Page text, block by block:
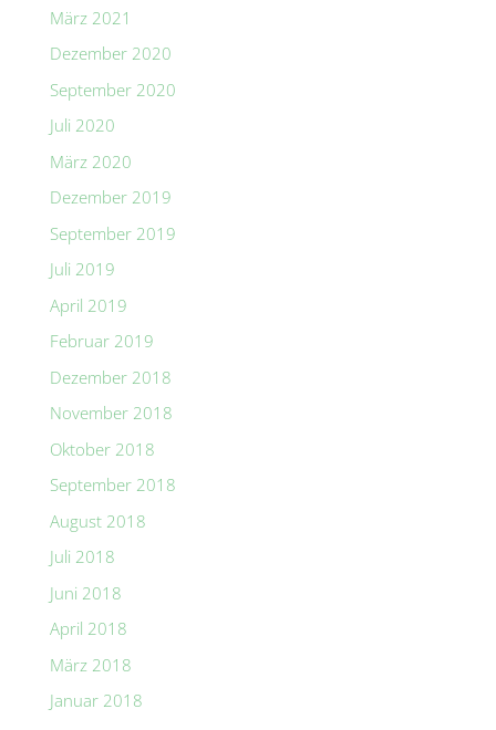
März 2021
Dezember 2020
September 2020
Juli 2020
März 2020
Dezember 2019
September 2019
Juli 2019
April 2019
Februar 2019
Dezember 2018
November 2018
Oktober 2018
September 2018
August 2018
Juli 2018
Juni 2018
April 2018
März 2018
Januar 2018